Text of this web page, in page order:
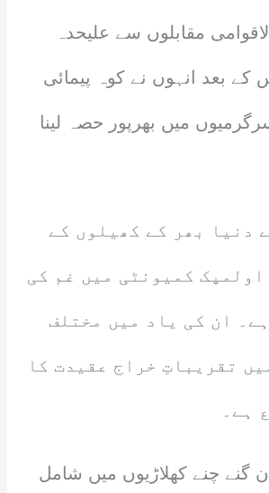
الاقوامی مقابلوں سے علیحدہ
کے بعد انہوں نے کوہ پیمائی
میں بھرپور حصہ لینا
دنیا بھر کے کھیلوں کے
کمیونٹی میں غم کی
ان کی یاد میں مختلف
تقریباتِ خراج عقیدت کا
ہے۔
گنے چنے کھلاڑیوں میں شامل